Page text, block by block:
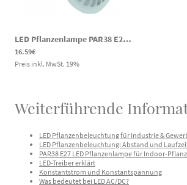
LED Pflanzenlampe PAR38 E27 30° 12,5W 100-240 V
16.59€
Preis inkl. MwSt. 19%
Weiterführende
LED Pflanzenbeleuchtung für Industrie &
LED Pflanzenbeleuchtung: Abstand und
PAR38 E27 LED Pflanzenlampe für Indoor-
LED-Treiber erklärt
Konstantstrom und Konstantspannung
Was bedeutet bei LED AC/DC?